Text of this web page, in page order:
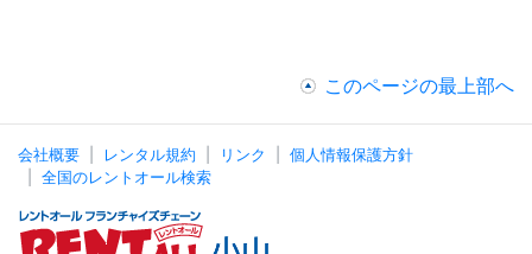
このページの最上部へ
会社概要 レンタル規約 リンク
個人情報保護方針
全国のレントオール検索